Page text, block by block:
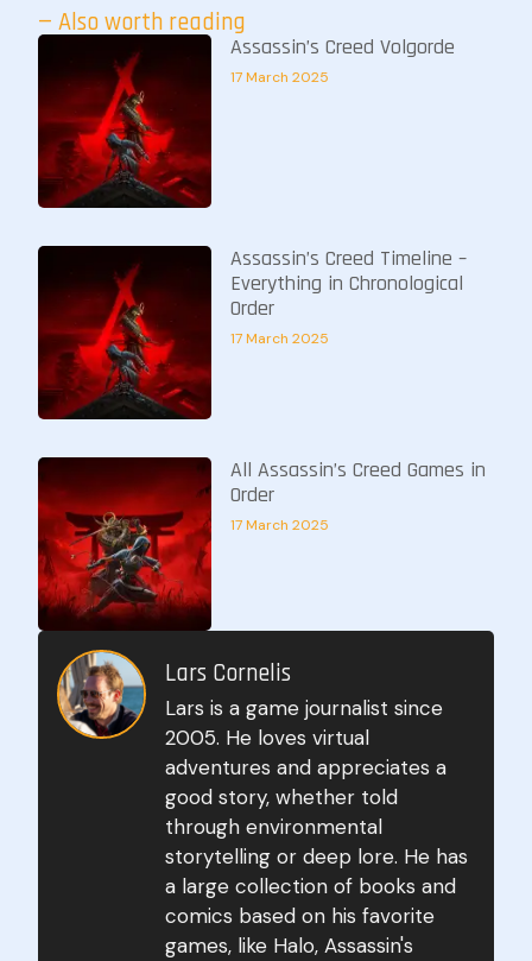
— Also worth reading
Assassin’s Creed Volgorde
17 March 2025
Assassin’s Creed Timeline –
Everything in Chronological
Order
17 March 2025
All Assassin’s Creed Games in
Order
17 March 2025
Lars Cornelis
Lars is a game journalist since
2005. He loves virtual
adventures and appreciates a
good story, whether told
through environmental
storytelling or deep lore. He has
a large collection of books and
comics based on his favorite
games, like Halo, Assassin's